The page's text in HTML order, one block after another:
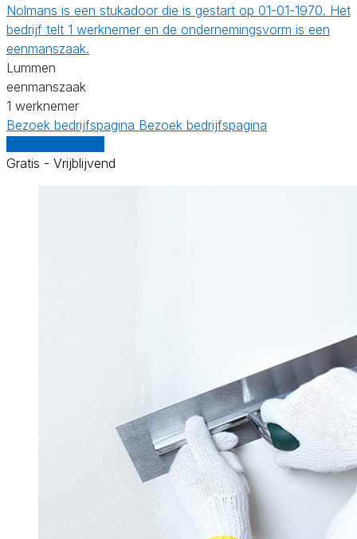
Nolmans is een stukadoor die is gestart op 01-01-1970. Het
bedrijf telt 1 werknemer en de ondernemingsvorm is een
eenmanszaak.
Lummen
eenmanszaak
1 werknemer
Bezoek bedrijfspagina Bezoek bedrijfspagina
Gratis - Vrijblijvend